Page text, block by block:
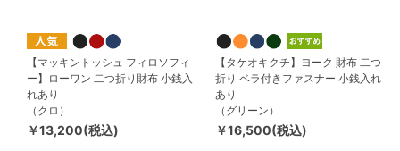
【マッキントッシュ フィロソフィ
ー】ローワン 二つ折り財布 小銭入
れあり
（クロ）
￥13,200(税込)
【タケオキクチ】ヨーク 財布 二つ
折り ベラ付きファスナー 小銭入れ
あり
（グリーン）
￥16,500(税込)